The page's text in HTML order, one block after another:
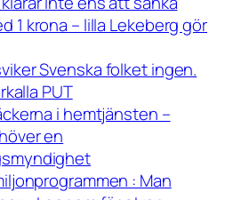
1 krona – lilla Lekeberg gör
Svenska folket ingen.
PUT
i hemtjänsten –
en
: Man